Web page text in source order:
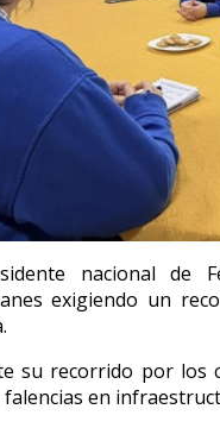
nacional de
exigiendo un
su recorrido por los
falencias en